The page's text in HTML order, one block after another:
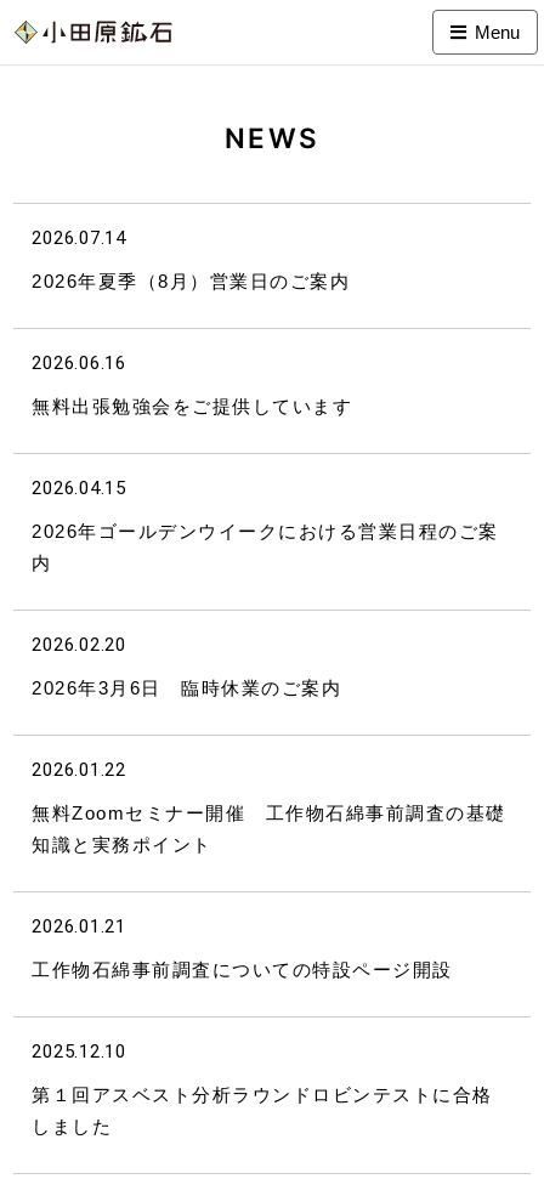
Menu
NEWS
2026.07.14
2026年夏季（8月）営業日のご案内
2026.06.16
無料出張勉強会をご提供しています
2026.04.15
2026年ゴールデンウイークにおける営業日程のご案
内
2026.02.20
2026年3月6日 臨時休業のご案内
2026.01.22
無料Zoomセミナー開催 工作物石綿事前調査の基礎
知識と実務ポイント
2026.01.21
工作物石綿事前調査についての特設ページ開設
2025.12.10
第１回アスベスト分析ラウンドロビンテストに合格
しました